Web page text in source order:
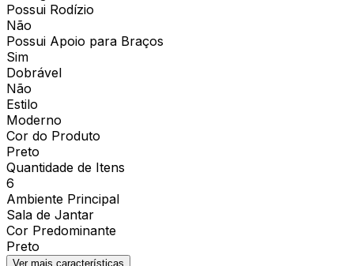
Possui Rodízio
Não
Possui Apoio para Braços
Sim
Dobrável
Não
Estilo
Moderno
Cor do Produto
Preto
Quantidade de Itens
6
Ambiente Principal
Sala de Jantar
Cor Predominante
Preto
Ver mais características